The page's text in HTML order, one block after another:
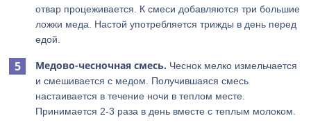
отвар процеживается. К смеси добавляются три большие
ложки меда. Настой употребляется трижды в день перед
едой.
Медово-чесночная смесь. Чеснок мелко измельчается
и смешивается с медом. Получившаяся смесь
настаивается в течение ночи в теплом месте.
Принимается 2-3 раза в день вместе с теплым молоком.